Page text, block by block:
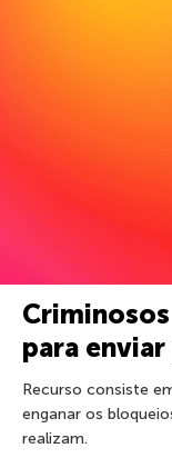
para
Recurso consiste
enganar os
realizam.